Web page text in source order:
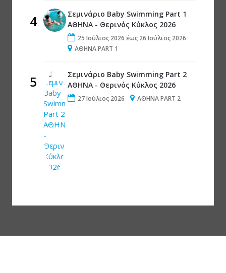
4
Σεμινάριο Baby Swimming Part 1
ΑΘΗΝΑ - Θερινός Κύκλος 2026
25 Ιούλιος 2026 έως 26 Ιούλιος 2026
ΑΘΗΝΑ PART 1
5
Σεμινάριο Baby Swimming Part 2
ΑΘΗΝΑ - Θερινός Κύκλος 2026
27 Ιούλιος 2026 ΑΘΗΝΑ PART 2